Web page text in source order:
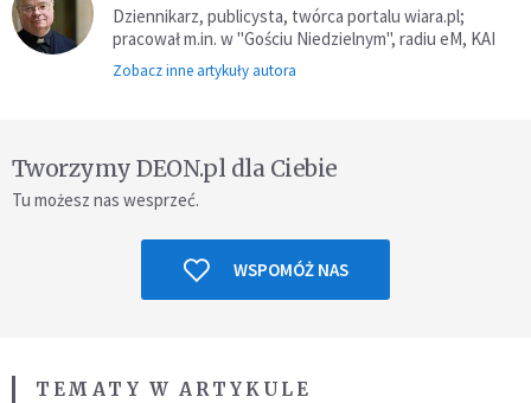
Dziennikarz, publicysta, twórca portalu wiara.pl;
pracował m.in. w "Gościu Niedzielnym", radiu eM, KAI
Zobacz inne artykuły autora
Tworzymy DEON.pl dla Ciebie
Tu możesz nas wesprzeć.
WSPOMÓŻ NAS
TEMATY W ARTYKULE